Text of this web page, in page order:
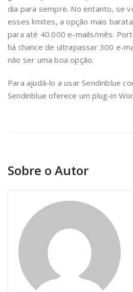
dia para sempre. No entanto, se
esses limites, a opção mais
para até 40.000 e-mails/mês.
há chance de ultrapassar 300 e-
não ser uma boa opção.
Para ajudá-lo a usar Sendinblue
Sendinblue oferece um plug-in
Sobre o Autor